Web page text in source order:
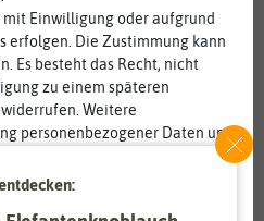
Einwilligung oder aufgrund
erfolgen. Die Zustimmung kann
Es besteht das Recht, nicht
zu einem späteren
Weitere
personenbezogener Daten und
Statistik